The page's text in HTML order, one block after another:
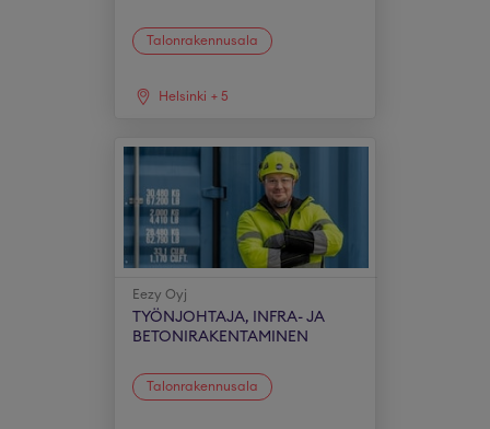
Talonrakennusala
Helsinki + 5
Eezy Oyj
TYÖNJOHTAJA, INFRA- JA
BETONIRAKENTAMINEN
Talonrakennusala